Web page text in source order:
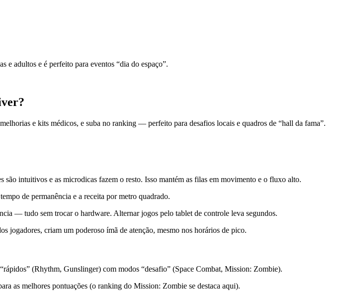
e adultos e é perfeito para eventos “dia do espaço”.
e kits médicos, e suba no ranking — perfeito para desafios locais e quadros de “hall da fama”.
intuitivos e as microdicas fazem o resto. Isso mantém as filas em movimento e o fluxo alto.
de permanência e a receita por metro quadrado.
— tudo sem trocar o hardware. Alternar jogos pelo tablet de controle leva segundos.
jogadores, criam um poderoso ímã de atenção, mesmo nos horários de pico.
(Rhythm, Gunslinger) com modos “desafio” (Space Combat, Mission: Zombie).
as melhores pontuações (o ranking do Mission: Zombie se destaca aqui).